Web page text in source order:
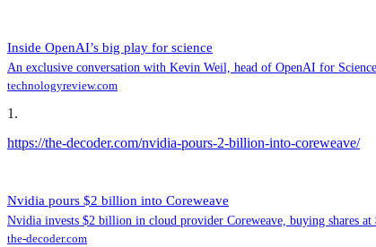
Inside OpenAI’s big play for science
An exclusive conversation with Kevin Weil, head of OpenAI for
technologyreview.com
1 .
https://the-decoder.com/nvidia-pours-2-billion-into-coreweave/
Nvidia pours $2 billion into Coreweave
Nvidia invests $2 billion in cloud provider Coreweave, buying shares at
the-decoder.com